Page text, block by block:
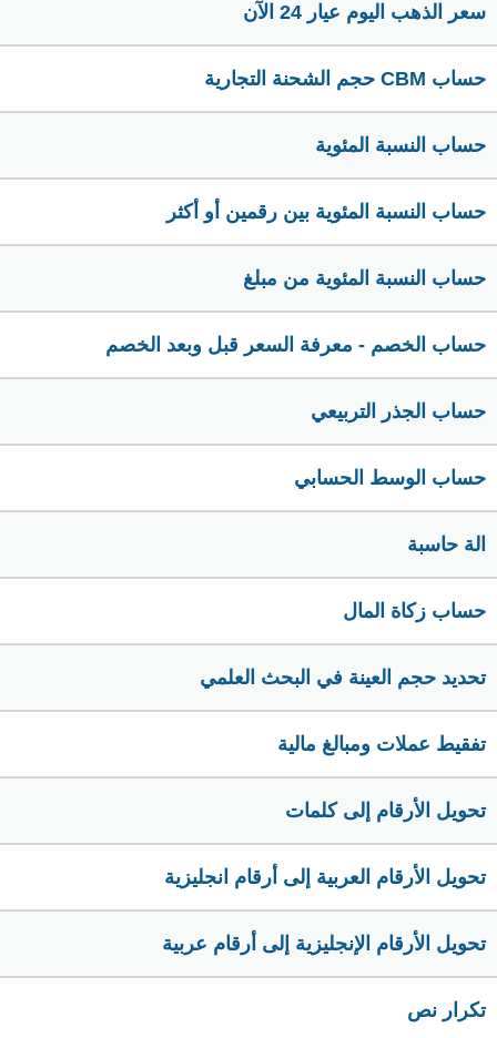
سعر الذهب اليوم عيار 24 الآن
حساب CBM حجم الشحنة التجارية
حساب النسبة المئوية
حساب النسبة المئوية بين رقمين أو أكثر
حساب النسبة المئوية من مبلغ
حساب الخصم - معرفة السعر قبل وبعد الخصم
حساب الجذر التربيعي
حساب الوسط الحسابي
الة حاسبة
حساب زكاة المال
تحديد حجم العينة في البحث العلمي
تفقيط عملات ومبالغ مالية
تحويل الأرقام إلى كلمات
تحويل الأرقام العربية إلى أرقام انجليزية
تحويل الأرقام الإنجليزية إلى أرقام عربية
تكرار نص